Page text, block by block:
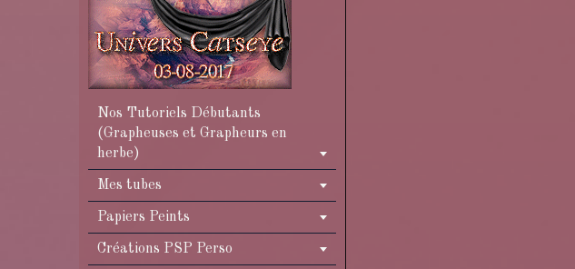
Nos Tutoriels Débutants
(Grapheuses et Grapheurs en
herbe)
Mes tubes
Papiers Peints
Créations PSP Perso